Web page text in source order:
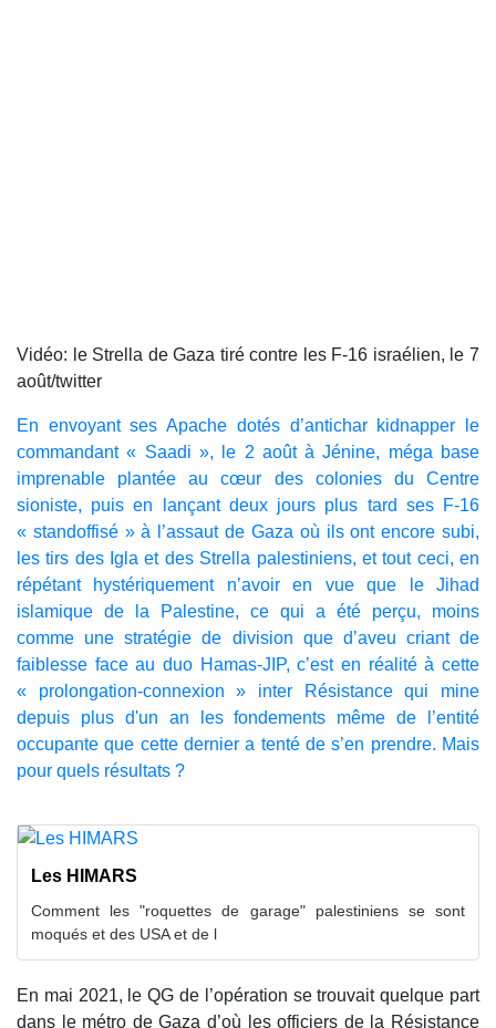
Vidéo: le Strella de Gaza tiré contre les F-16 israélien, le 7
août/twitter
En envoyant ses Apache dotés d’antichar kidnapper le
commandant « Saadi », le 2 août à Jénine, méga base
imprenable plantée au cœur des colonies du Centre
sioniste, puis en lançant deux jours plus tard ses F-16
« standoffisé » à l’assaut de Gaza où ils ont encore subi,
les tirs des Igla et des Strella palestiniens, et tout ceci, en
répétant hystériquement n’avoir en vue que le Jihad
islamique de la Palestine, ce qui a été perçu, moins
comme une stratégie de division que d’aveu criant de
faiblesse face au duo Hamas-JIP, c’est en réalité à cette
« prolongation-connexion » inter Résistance qui mine
depuis plus d'un an les fondements même de l’entité
occupante que cette dernier a tenté de s’en prendre. Mais
pour quels résultats ?
Les HIMARS
Comment les "roquettes de garage" palestiniens se sont
moqués et des USA et de l
En mai 2021, le QG de l’opération se trouvait quelque part
dans le métro de Gaza d’où les officiers de la Résistance